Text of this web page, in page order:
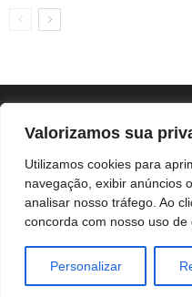
Valorizamos sua
Utilizamos cookies para
navegação, exibir anúncios
analisar nosso tráfego. Ao
concorda com nosso uso de
Personalizar
NOTÍCIAS
© Botucatuonline.com -